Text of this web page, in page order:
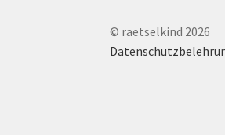
© raetselkind 2026